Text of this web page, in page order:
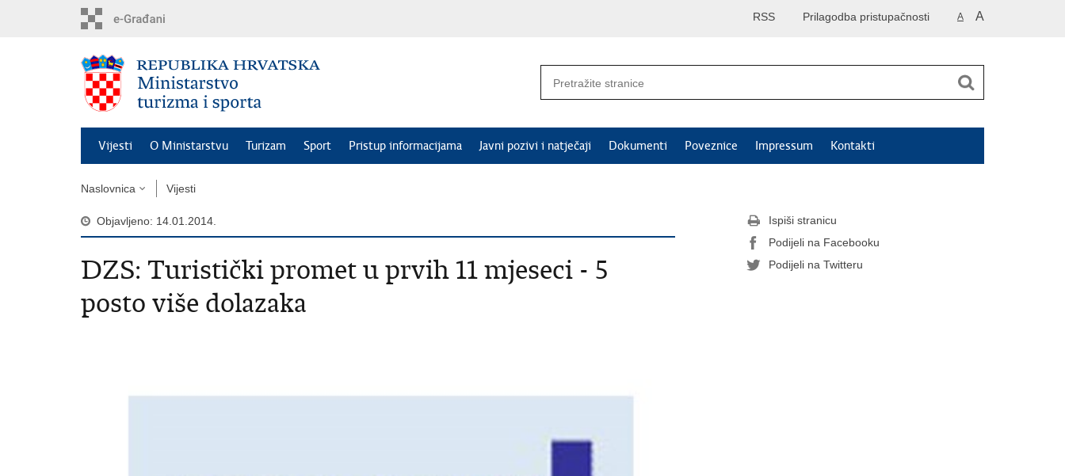
A A
Prilagodba pristupačnosti
RSS
Vijesti O Ministarstvu Turizam Sport Pristup informacijama Javni pozivi i natječaji Dokumenti Poveznice Impressum Kontakti
Naslovnica Vijesti
Objavljeno: 14.01.2014.
DZS: Turistički promet u prvih 11 mjeseci - 5
posto više dolazaka
Ispiši stranicu
Podijeli na Facebooku
Podijeli na Twitteru